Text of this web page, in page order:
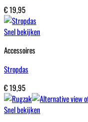
€19,95
Snel bekijken
Accessoires
Stropdas
€19,95
Snel bekijken